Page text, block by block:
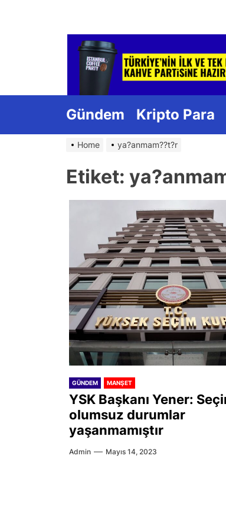
Gündem Kripto Para
Home ya?anmam??t?r
Etiket:
GÜNDEM MANŞET
YSK Başkanı Yener:
olumsuz durumlar
yaşanmamıştır
Admin Mayıs 14, 2023